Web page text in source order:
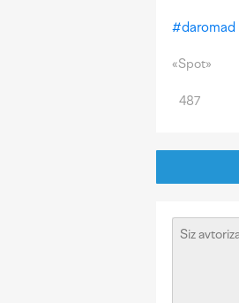
#daromad
«Spot»
487